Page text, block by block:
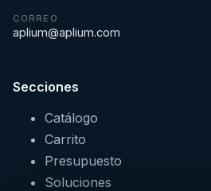
CORREO
aplium@aplium.com
Secciones
Catálogo
Carrito
Presupuesto
Soluciones